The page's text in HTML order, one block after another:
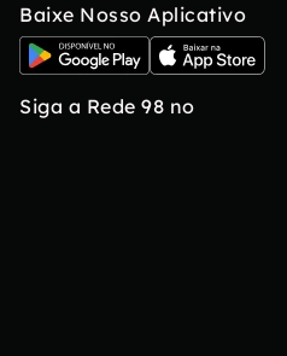
Baixe Nosso Aplicativo
Siga a Rede 98 no